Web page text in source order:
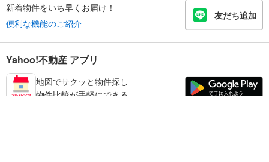
新着物件をいち早くお届け！
便利な機能のご紹介
友だち追加
Yahoo!不動産 アプリ
地図でサクッと物件探し
物件比較が手軽にできる